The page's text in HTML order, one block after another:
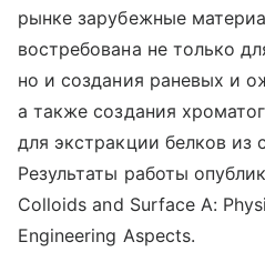
рынке зарубежные
востребована не только
но и создания раневых и
а также создания
для экстракции белков из
Результаты работы
Colloids and Surface A:
Engineering Aspects.